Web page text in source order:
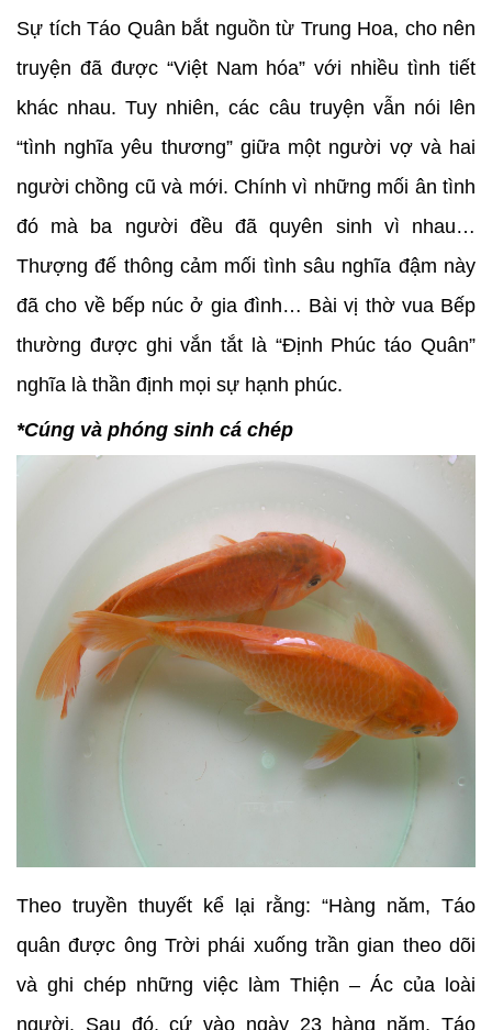
Sự tích Táo Quân bắt nguồn từ Trung Hoa, cho nên
truyện đã được “Việt Nam hóa” với nhiều tình tiết
khác nhau. Tuy nhiên, các câu truyện vẫn nói lên
“tình nghĩa yêu thương” giữa một người vợ và hai
người chồng cũ và mới. Chính vì những mối ân tình
đó mà ba người đều đã quyên sinh vì nhau…
Thượng đế thông cảm mối tình sâu nghĩa đậm này
đã cho về bếp núc ở gia đình… Bài vị thờ vua Bếp
thường được ghi vắn tắt là “Định Phúc táo Quân”
nghĩa là thần định mọi sự hạnh phúc.
*Cúng và phóng sinh cá chép
Theo truyền thuyết kể lại rằng: “Hàng năm, Táo
quân được ông Trời phái xuống trần gian theo dõi
và ghi chép những việc làm Thiện – Ác của loài
người. Sau đó, cứ vào ngày 23 hàng năm, Táo